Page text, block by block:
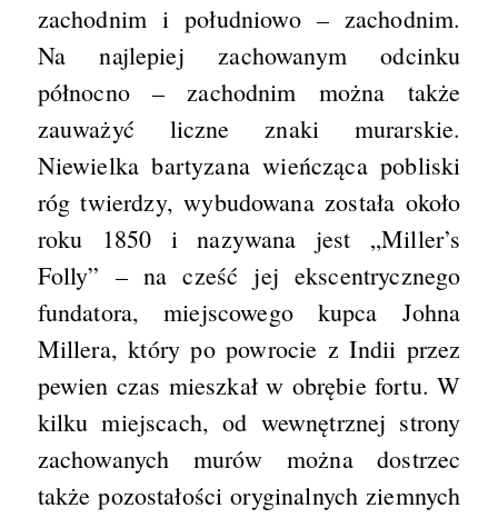
zachodnim i południowo – zachodnim.
Na najlepiej zachowanym odcinku
północno – zachodnim można także
zauważyć liczne znaki murarskie.
Niewielka bartyzana wieńcząca pobliski
róg twierdzy, wybudowana została około
roku 1850 i nazywana jest „Miller’s
Folly” – na cześć jej ekscentrycznego
fundatora, miejscowego kupca Johna
Millera, który po powrocie z Indii przez
pewien czas mieszkał w obrębie fortu. W
kilku miejscach, od wewnętrznej strony
zachowanych murów można dostrzec
także pozostałości oryginalnych ziemnych